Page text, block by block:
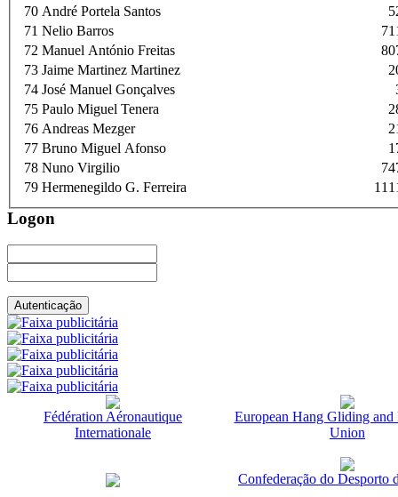
70 André Portela Santos
71 Nelio Barros
72 Manuel António Freitas
73 Jaime Martinez Martinez
74 José Manuel Gonçalves
75 Paulo Miguel Tenera
76 Andreas Mezger
77 Bruno Miguel Afonso
78 Nuno Virgilio
79 Hermenegildo G. Ferreira
Logon
Fédération Aéronautique
Internationale
European Hang Gliding and
Union
Confederação do Desporto